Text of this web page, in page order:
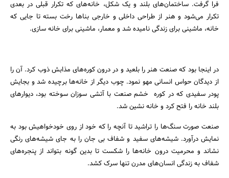
فرا گرفت. ساختمان‌های بلند و یک شکل، خانه‌های که تکرار قبلی در بعدی
تکرار می‌شود و هنر از طراحی داخلی و خارجی بناها رخت بسته تا جایی که
خانه، ماشینی برای زندگی نامیده شد و معمار، ماشینی برای خانه سازی.
در اینجا بود که صنعت هنر را بلعید و در درون کوره‌های مذابش ذوب کرد. آن را
از دیدگان حواس انسانی مهو نمود. چوب دیگر از خانه‌ها برچیده شد و بجایش
پودر سفیدی که در کوره خشم صنعت با آتشی سوزان سوخته بود، دیوارهای
بلند خانه را فتح کرد و خانه نشین شد.
صنعت صورت سنگ‌ها را تراشید تا آنچه را که خود از روی خودخواهیش بود به
نمایش درآورد. شیشه‌های سفید و شفاف بی جان را به جای شیشه‌های رنگی
نشاند و محرمیت درون خانه‌ها را شکست تا بدین گونه بتواند از پنجره‌های
شفاف به زندگی انسان‌های مدرن تنها سرک کشد.